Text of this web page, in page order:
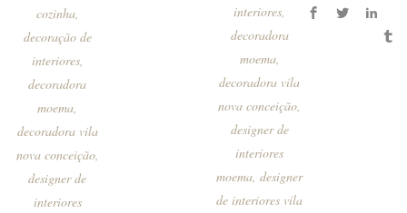
cozinha,
decoração de
interiores,
decoradora
moema,
decoradora vila
nova conceição,
designer de
interiores
interiores
decoradora
moema,
decoradora vila
nova conceição
designer de
interiores
moema ,designer
de interiores vila